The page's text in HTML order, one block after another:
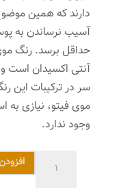
دارند که همین
آسیب نرساندن به
آنتی اکسیدان است
سر در ترکیبات این
موی فیتو، نیازی به
وجود ندارد.